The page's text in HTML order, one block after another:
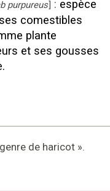
purpureus] : espèce
comestibles
plante
et ses gousses
genre de haricot ».